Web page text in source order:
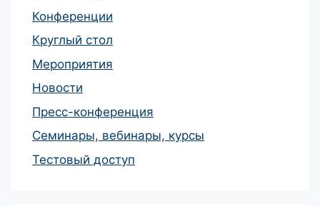
Конференции
Круглый стол
Мероприятия
Новости
Пресс-конференция
Семинары, вебинары, курсы
Тестовый доступ